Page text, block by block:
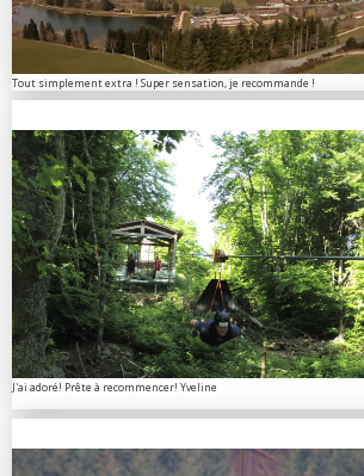
Tout simplement extra ! Super sensation, je recommande !
J'ai adoré! Prête à recommencer! Yveline